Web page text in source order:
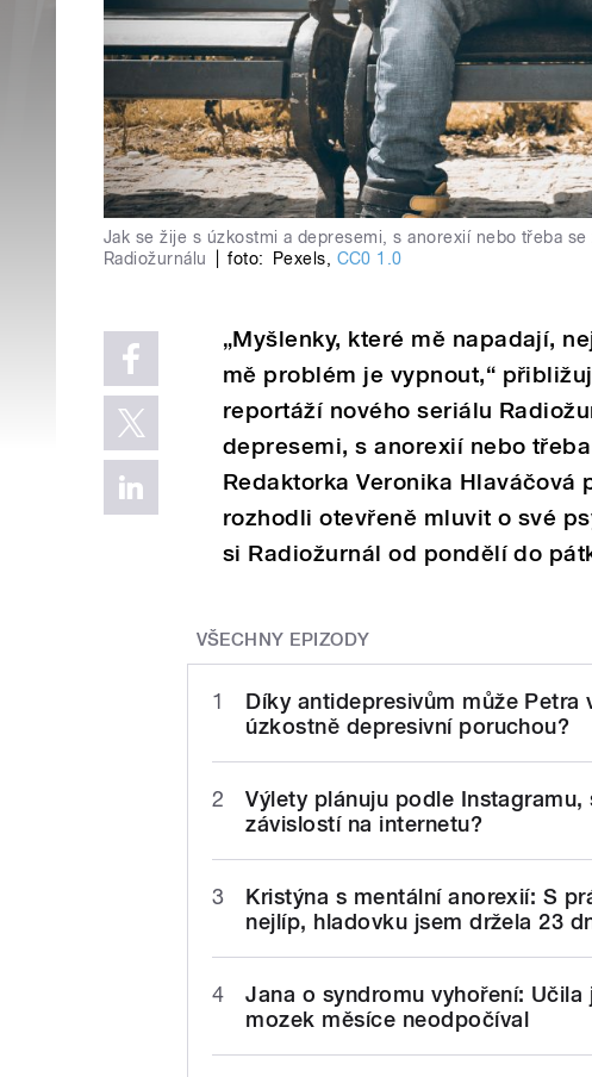
Jak se žije s úzkostmi a depresemi, s anorexií nebo třeba
Radiožurnálu
foto: Pexels, CC0 1.0
„Myšlenky, které mě napadají,
mě problém je vypnout,“
reportáží nového seriálu
depresemi, s anorexií nebo
Redaktorka Veronika
rozhodli otevřeně mluvit o své
si Radiožurnál od pondělí do
VŠECHNY EPIZODY
1
Díky antidepresivům může
úzkostně depresivní poruchou?
2
Výlety plánuju podle
závislostí na internetu?
3
Kristýna s mentální anorexií: S
nejlíp, hladovku jsem držela 23
4
Jana o syndromu vyhoření:
mozek měsíce neodpočíval